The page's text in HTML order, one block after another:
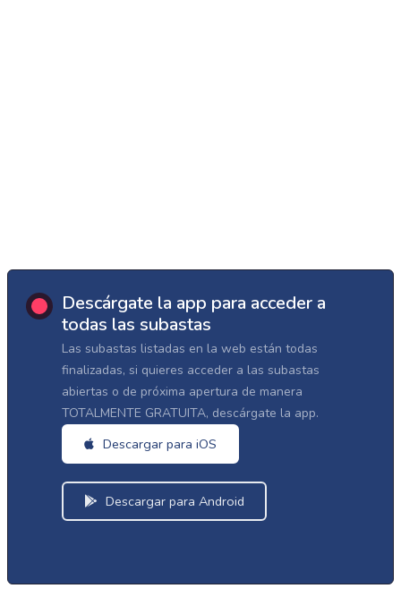
Descárgate la app para acceder a
todas las subastas
Las subastas listadas en la web están todas
finalizadas, si quieres acceder a las subastas
abiertas o de próxima apertura de manera
TOTALMENTE GRATUITA, descárgate la app.
Descargar para iOS
Descargar para Android